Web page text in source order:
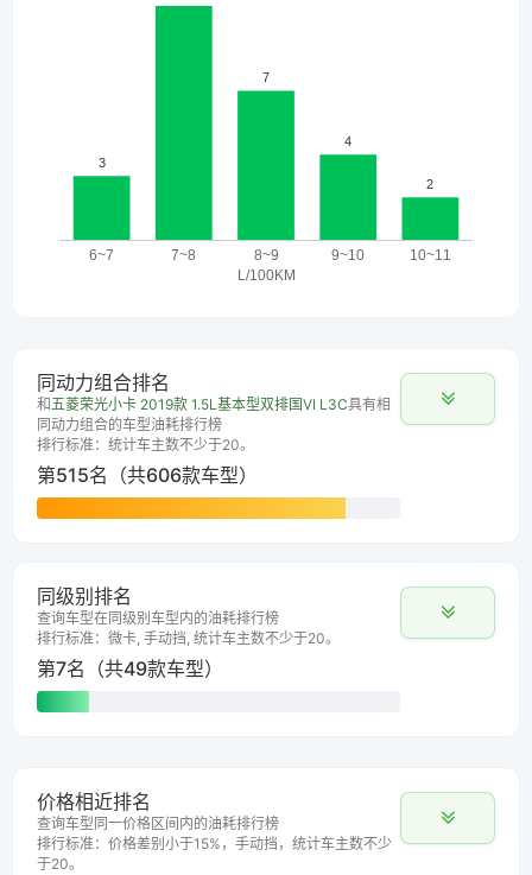
同动力组合排名
和五菱荣光小卡 2019款 1.5L基本型双排国VI L3C具有相
同动力组合的车型油耗排行榜
排行标准：统计车主数不少于20。
第515名（共606款车型）
同级别排名
查询车型在同级别车型内的油耗排行榜
排行标准：微卡, 手动挡, 统计车主数不少于20。
第7名（共49款车型）
价格相近排名
查询车型同一价格区间内的油耗排行榜
排行标准：价格差别小于15%，手动挡，统计车主数不少
于20。